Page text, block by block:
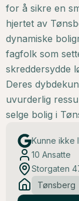
for å sikre en
hjertet av
dynamiske
fagfolk som
skreddersydde
Deres
uvurderlig
selge bolig i
Kunne ikke
10 Ansatte
Storgaten
Tønsberg